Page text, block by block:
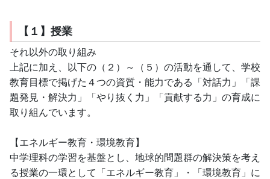
【１】授業
それ以外の取り組み
上記に加え、以下の（２）～（５）の活動を通して、学校
教育目標で掲げた４つの資質・能力である「対話力」「課
題発見・解決力」「やり抜く力」「貢献する力」の育成に
取り組んでいます。
【エネルギー教育・環境教育】
中学理科の学習を基盤とし、地球的問題群の解決策を考え
る授業の一環として「エネルギー教育」・「環境教育」に